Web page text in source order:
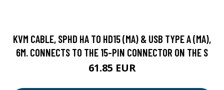
KVM CABLE, SPHD HA TO HD15 (MA) & USB TYPE A (MA),
6M. CONNECTS TO THE 15-PIN CONNECTOR ON THE S
61.85 EUR